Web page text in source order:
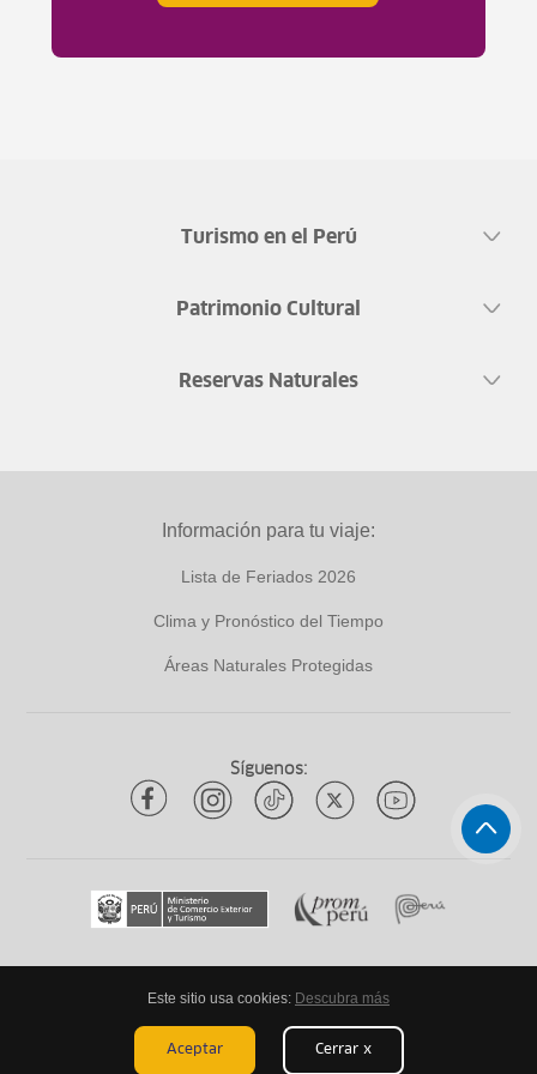
Turismo en el Perú
Patrimonio Cultural
Reservas Naturales
Información para tu viaje:
Lista de Feriados 2026
Clima y Pronóstico del Tiempo
Áreas Naturales Protegidas
Síguenos:
Todos los derechos reservadosytuqueplanes 2026
Este sitio usa cookies: Descubra más
Aceptar Cerrar x